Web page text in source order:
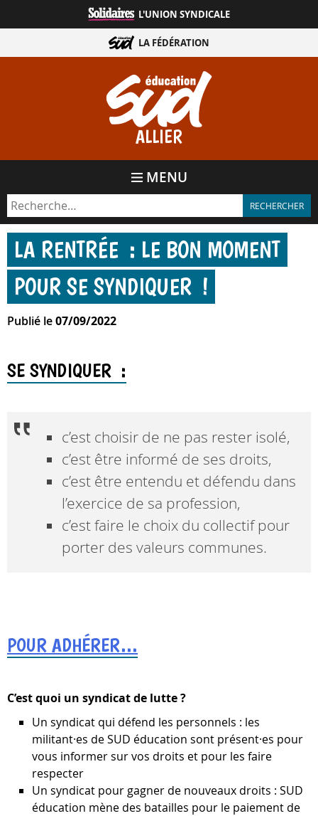
directement
contenu
ALLIER
L'UNION SYNDICALE
LA FÉDÉRATION
MENU
LA RENTRÉE : LE BON MOMENT
POUR SE SYNDIQUER !
Publié le07/09/2022
SE SYNDIQUER :
c’est choisir de ne pas rester isolé,
c’est être informé de ses droits,
c’est être entendu et défendu dans
l’exercice de sa profession,
c’est faire le choix du collectif pour
porter des valeurs communes.
POUR ADHÉRER...
C’est quoi un syndicat de lutte ?
Un syndicat qui défend les personnels : les
militant·es de SUD éducation sont présent·es pour
vous informer sur vos droits et pour les faire
respecter
Un syndicat pour gagner de nouveaux droits : SUD
éducation mène des batailles pour le paiement de